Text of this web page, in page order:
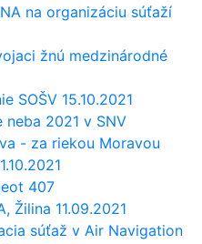
na organizáciu súťaží
žnú medzinárodné
SOŠV 15.10.2021
neba 2021 v SNV
- za riekou Moravou
407
Žilina 11.09.2021
súťaž v Air Navigation